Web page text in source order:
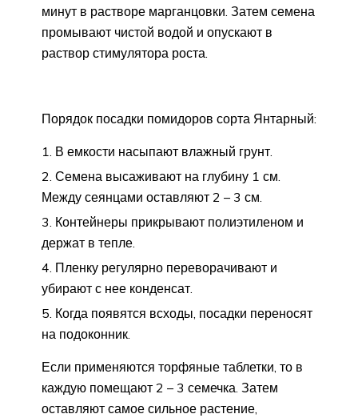
минут в растворе марганцовки. Затем семена
промывают чистой водой и опускают в
раствор стимулятора роста.
Порядок посадки помидоров сорта Янтарный:
В емкости насыпают влажный грунт.
Семена высаживают на глубину 1 см.
Между сеянцами оставляют 2 – 3 см.
Контейнеры прикрывают полиэтиленом и
держат в тепле.
Пленку регулярно переворачивают и
убирают с нее конденсат.
Когда появятся всходы, посадки переносят
на подоконник.
Если применяются торфяные таблетки, то в
каждую помещают 2 – 3 семечка. Затем
оставляют самое сильное растение,